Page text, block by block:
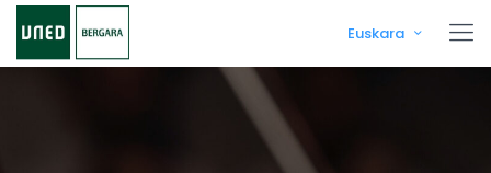
Euskara